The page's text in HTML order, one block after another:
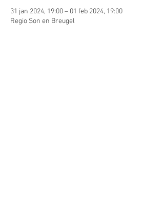
31 jan 2024, 19:00 – 01 feb 2024, 19:00
Regio Son en Breugel